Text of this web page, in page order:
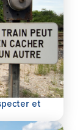
et